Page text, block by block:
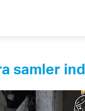
samler ind